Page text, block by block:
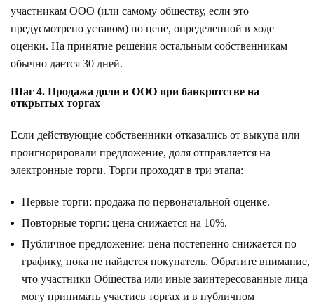
участникам ООО (или самому обществу, если это
предусмотрено уставом) по цене, определенной в ходе
оценки. На принятие решения остальным собственникам
обычно дается 30 дней.
Шаг 4. Продажа доли в ООО при банкротстве на
открытых торгах
Если действующие собственники отказались от выкупа или
проигнорировали предложение, доля отправляется на
электронные торги. Торги проходят в три этапа:
Первые торги: продажа по первоначальной оценке.
Повторные торги: цена снижается на 10%.
Публичное предложение: цена постепенно снижается по
графику, пока не найдется покупатель. Обратите внимание,
что участники Общества или иные заинтересованные лица
могу принимать участиев торгах и в публичном